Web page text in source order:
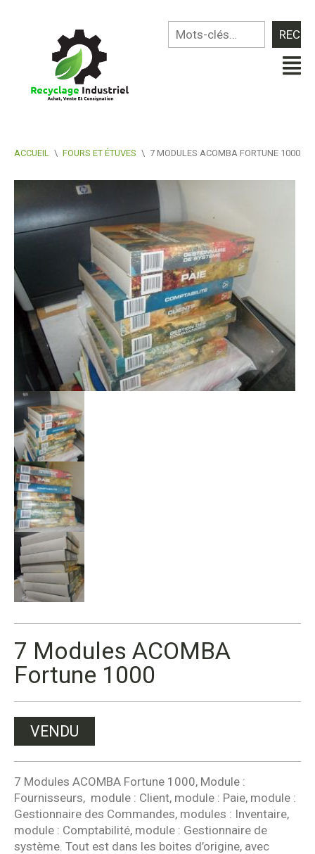
ACCUEIL \ FOURS ET ÉTUVES \ 7 MODULES ACOMBA FORTUNE 1000
7 Modules ACOMBA
Fortune 1000
VENDU
7 Modules ACOMBA Fortune 1000, Module :
Fournisseurs, module : Client, module : Paie, module :
Gestionnaire des Commandes, modules : Inventaire,
module : Comptabilité, module : Gestionnaire de
système. Tout est dans les boites d’origine, avec